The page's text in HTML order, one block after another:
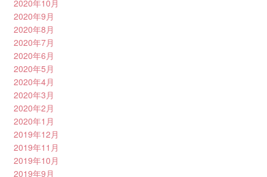
2020年10月
2020年9月
2020年8月
2020年7月
2020年6月
2020年5月
2020年4月
2020年3月
2020年2月
2020年1月
2019年12月
2019年11月
2019年10月
2019年9月